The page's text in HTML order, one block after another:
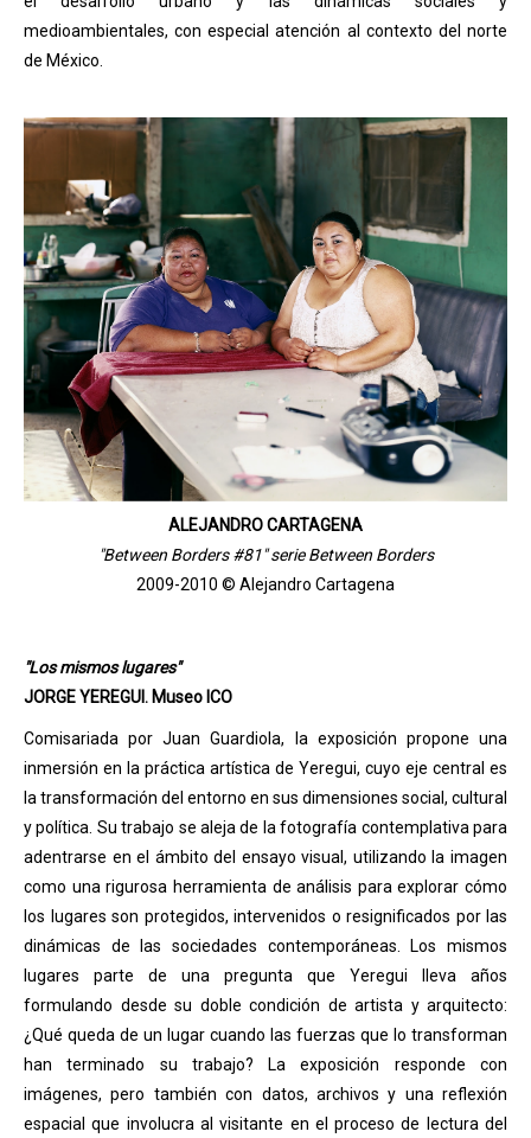
medioambientales, con especial atención al contexto del norte
de México.
ALEJANDRO CARTAGENA
"Between Borders #81" serie Between Borders
2009-2010 © Alejandro Cartagena
"Los mismos lugares"
JORGE YEREGUI. Museo ICO
Comisariada por Juan Guardiola, la exposición propone una
inmersión en la práctica artística de Yeregui, cuyo eje central es
la transformación del entorno en sus dimensiones social, cultural
y política. Su trabajo se aleja de la fotografía contemplativa para
adentrarse en el ámbito del ensayo visual, utilizando la imagen
como una rigurosa herramienta de análisis para explorar cómo
los lugares son protegidos, intervenidos o resignificados por las
dinámicas de las sociedades contemporáneas. Los mismos
lugares parte de una pregunta que Yeregui lleva años
formulando desde su doble condición de artista y arquitecto:
¿Qué queda de un lugar cuando las fuerzas que lo transforman
han terminado su trabajo? La exposición responde con
imágenes, pero también con datos, archivos y una reflexión
espacial que involucra al visitante en el proceso de lectura del